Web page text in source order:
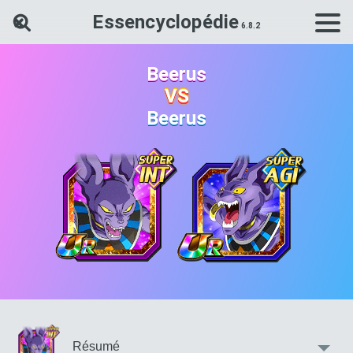
Essencyclopédie
Rechercher une carte Dokkan
Beerus
VS
Beerus